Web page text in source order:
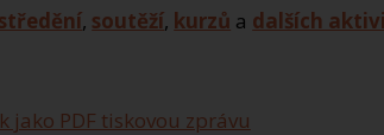
, soutěží, kurzů a dalších
jako PDF tiskovou zprávu